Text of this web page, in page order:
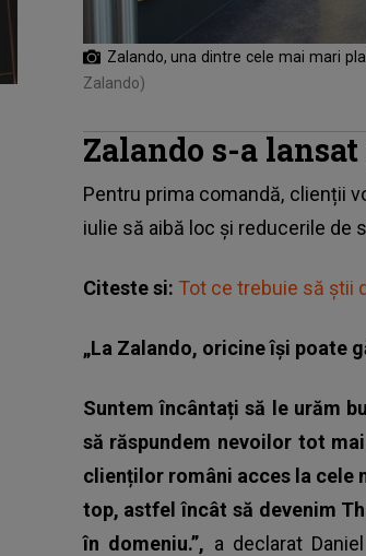
Zalando, una dintre cele mai mari
Zalando)
Zalando s-a
Pentru prima comandă, clienții
iulie să aibă loc și reducerile de
Citeste si: Tot ce trebuie să știi
„La Zalando, oricine își poate
Suntem încântați să le urăm
să răspundem nevoilor tot
clienților români acces la cele
top, astfel încât să devenim
în domeniu.”, a declarat